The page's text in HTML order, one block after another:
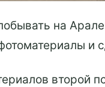
на
и
второй